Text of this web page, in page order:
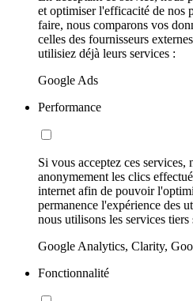
et optimiser l'efficacité de nos
faire, nous comparons vos
celles des fournisseurs
utilisiez déjà leurs services :
Google Ads
Performance
Si vous acceptez ces services,
anonymement les clics
internet afin de pouvoir
permanence l'expérience des
nous utilisons les services
Google Analytics, Clarity,
Fonctionnalité